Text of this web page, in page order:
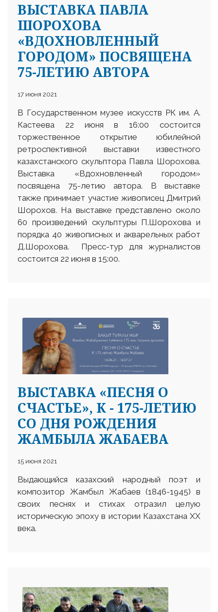
ВЫСТАВКА ПАВЛА
ШОРОХОВА
«ВДОХНОВЛЕННЫЙ
ГОРОДОМ» ПОСВЯЩЕНА
75-ЛЕТИЮ АВТОРА
17 июня 2021
В Государственном музее искусств РК им. А.
Кастеева 22 июня в 16:00 состоится
торжественное открытие юбилейной
ретроспективной выставки известного
казахстанского скульптора Павла Шорохова.
Выставка «Вдохновленный городом»
посвящена 75-летию автора. В выставке
также принимает участие живописец Дмитрий
Шорохов. На выставке представлено около
60 произведений скульптуры П.Шорохова и
порядка 40 живописных и акварельных работ
Д.Шорохова. Пресс-тур для журналистов
состоится 22 июня в 15:00.
ВЫСТАВКА «ПЕСНЯ О
СЧАСТЬЕ», К - 175-ЛЕТИЮ
СО ДНЯ РОЖДЕНИЯ
ЖАМБЫЛА ЖАБАЕВА
15 июня 2021
Выдающийся казахский народный поэт и
композитор Жамбыл Жабаев (1846-1945) в
своих песнях и стихах отразил целую
историческую эпоху в истории Казахстана ХХ
века.